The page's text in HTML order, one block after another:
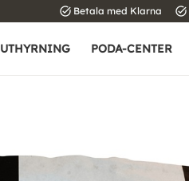
task_alt Betala med Klarna task_alt
UTHYRNING PODA-CENTER